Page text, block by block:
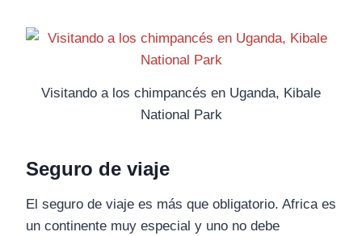
Visitando a los chimpancés en Uganda, Kibale
National Park
Seguro de viaje
El seguro de viaje es más que obligatorio. Africa es
un continente muy especial y uno no debe